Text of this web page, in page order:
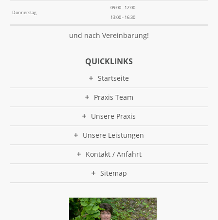
Donnerstag
09:00 - 12:00
13:00 - 16:30
und nach Vereinbarung!
QUICKLINKS
Startseite
Praxis Team
Unsere Praxis
Unsere Leistungen
Kontakt / Anfahrt
Sitemap